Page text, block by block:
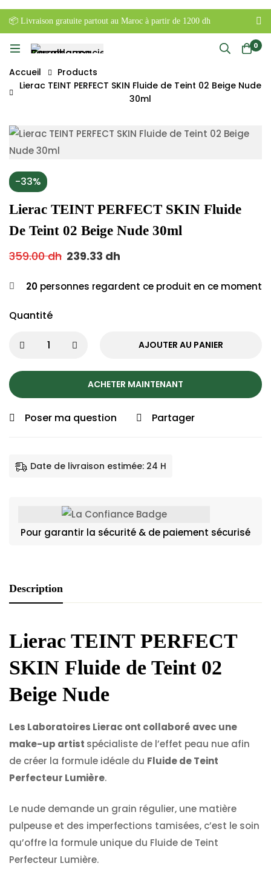
📦 Livraison gratuite partout au Maroc à partir de 1200 dh
0
Accueil
Products
Lierac TEINT PERFECT SKIN Fluide de Teint 02 Beige Nude
30ml
-33%
Lierac TEINT PERFECT SKIN Fluide
De Teint 02 Beige Nude 30ml
359.00dh 239.33 dh
20 personnes regardent ce produit en ce moment
Quantité
AJOUTER AU PANIER
ACHETER MAINTENANT
Poser ma question Partager
Date de livraison estimée: 24 H
Pour garantir la sécurité & de paiement sécurisé
Description
Lierac TEINT PERFECT
SKIN Fluide de Teint 02
Beige Nude
Les Laboratoires Lierac ont collaboré avec une
make-up artist spécialiste de l’effet peau nue afin
de créer la formule idéale du Fluide de Teint
Perfecteur Lumière.
Le nude demande un grain régulier, une matière
pulpeuse et des imperfections tamisées, c’est le soin
qu’offre la formule unique du Fluide de Teint
Perfecteur Lumière.